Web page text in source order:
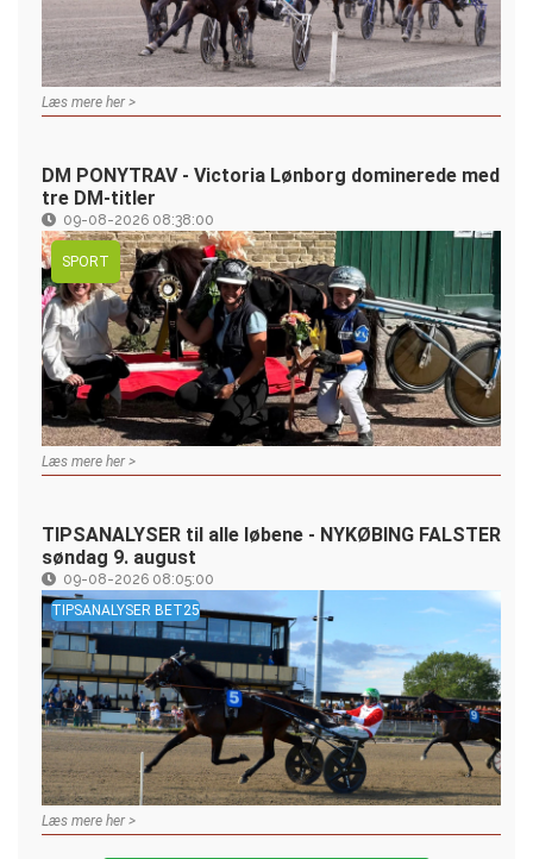
Læs mere her >
DM PONYTRAV - Victoria Lønborg dominerede med
tre DM-titler
09-08-2026 08:38:00
SPORT
Læs mere her >
TIPSANALYSER til alle løbene - NYKØBING FALSTER
søndag 9. august
09-08-2026 08:05:00
TIPSANALYSER BET25
Læs mere her >